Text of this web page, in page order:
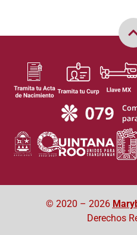
© 2020 – 2026
Derechos